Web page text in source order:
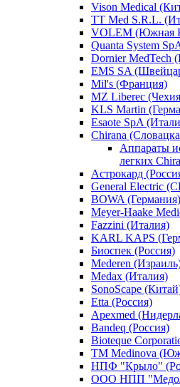
Vison Medical
TT Med S.R.L.
VOLEM (Южная
Quanta System
Dornier MedTech
EMS SA
Mil's (Франция)
MZ Liberec
KLS Martin
Esaote SpA
Chirana
Аппараты
легких
Астрокард
General Electric
BOWA (Германия)
Meyer-Haake
Fazzini (Италия)
KARL KAPS
Биоспек (Россия)
Mederen
Medax (Италия)
SonoScape
Etta (Россия)
Apexmed
Bandeq (Россия)
Bioteque
TM Medinova
НПФ "Крыло"
ООО НПП